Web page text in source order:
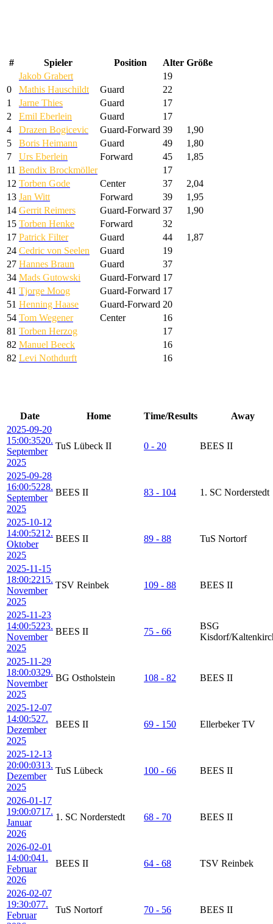
# Spieler Position Alter Größe
Jakob Grabert
19
0
Mathis Hauschildt Guard
22
1
Jarne Thies Guard
17
2
Emil Eberlein Guard
17
4
Drazen Bogicevic Guard-Forward 39
1,90
5
Boris Heimann Guard 49
1,80
7
Urs Eberlein Forward 45
1,85
11 Bendix Brockmöller
17
12 Torben Gode Center 37
2,04
13 Jan Witt Forward 39
1,95
14 Gerrit Reimers Guard-Forward 37
1,90
15 Torben Henke Forward
32
17 Patrick Filter Guard 44
1,87
24 Cedric von Seelen Guard
19
27 Hannes Braun Guard
37
34 Mads Gutowski Guard-Forward 17
41 Tjorge Moog Guard-Forward 17
51 Henning Haase Guard-Forward 20
54 Tom Wegener Center
16
81 Torben Herzog
17
82 Manuel Beeck
16
82 Levi Nothdurft 16
Date Home Time/Results
Away
2025-09-20
15:00:3520.
September
2025
TuS Lübeck II 0 - 20 BEES II
2025-09-28
16:00:5228.
September
2025
BEES II 83 - 104 1. SC Norderstedt
2025-10-12
14:00:5212.
Oktober
2025
BEES II 89 - 88 TuS Nortorf
2025-11-15
18:00:2215.
November
2025
TSV Reinbek 109 - 88 BEES II
2025-11-23
14:00:5223.
November
2025
BEES II 75 - 66
BSG
Kisdorf/
2025-11-29
18:00:0329.
November
2025
BG Ostholstein 108 - 82 BEES II
2025-12-07
14:00:527.
Dezember
2025
BEES II 69 - 150 Ellerbeker TV
2025-12-13
20:00:0313.
Dezember
2025
TuS Lübeck 100 - 66 BEES II
2026-01-17
19:00:0717.
Januar
2026
1. SC Norderstedt 68 - 70 BEES II
2026-02-01
14:00:041.
Februar
2026
BEES II 64 - 68 TSV Reinbek
2026-02-07
19:30:077.
Februar
TuS Nortorf 70 - 56 BEES II